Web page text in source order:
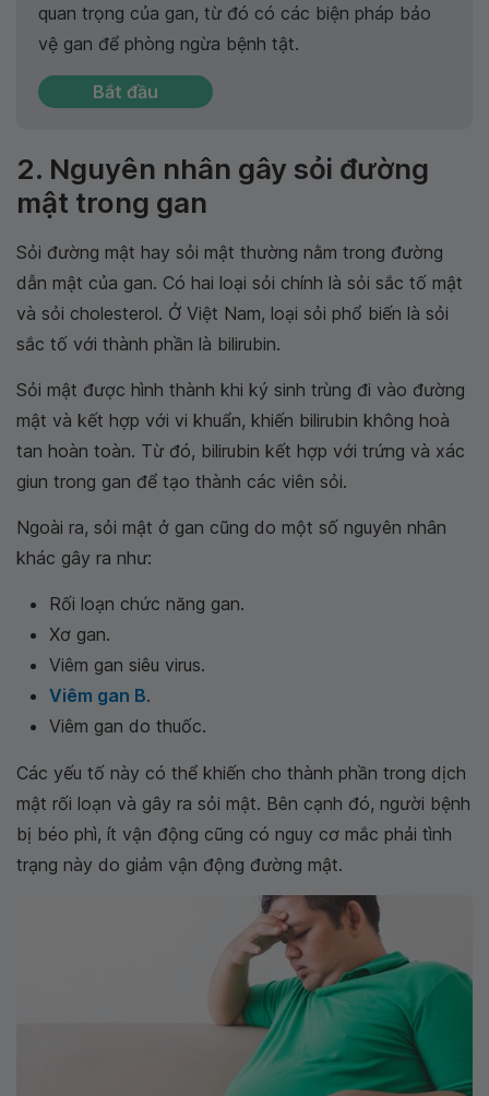
quan trọng của gan, từ đó có các biện pháp bảo
vệ gan để phòng ngừa bệnh tật.
Bắt đầu
2. Nguyên nhân gây sỏi đường
mật trong gan
Sỏi đường mật hay sỏi mật thường nằm trong đường
dẫn mật của gan. Có hai loại sỏi chính là sỏi sắc tố mật
và sỏi cholesterol. Ở Việt Nam, loại sỏi phổ biến là sỏi
sắc tố với thành phần là bilirubin.
Sỏi mật được hình thành khi ký sinh trùng đi vào đường
mật và kết hợp với vi khuẩn, khiến bilirubin không hoà
tan hoàn toàn. Từ đó, bilirubin kết hợp với trứng và xác
giun trong gan để tạo thành các viên sỏi.
Ngoài ra, sỏi mật ở gan cũng do một số nguyên nhân
khác gây ra như:
Rối loạn chức năng gan.
Xơ gan.
Viêm gan siêu virus.
Viêm gan B.
Viêm gan do thuốc.
Các yếu tố này có thể khiến cho thành phần trong dịch
mật rối loạn và gây ra sỏi mật. Bên cạnh đó, người bệnh
bị béo phì, ít vận động cũng có nguy cơ mắc phải tình
trạng này do giảm vận động đường mật.